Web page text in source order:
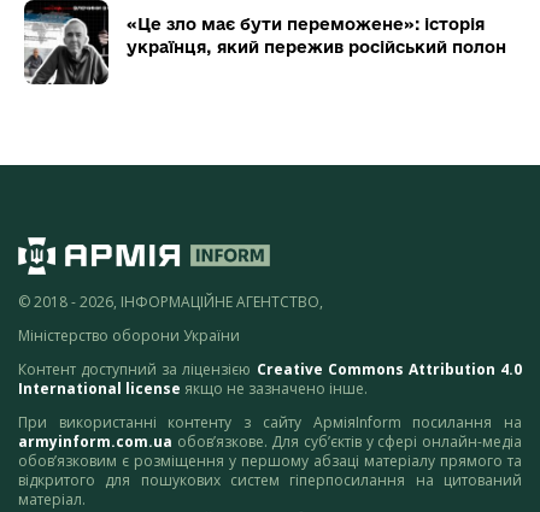
«Це зло має бути переможене»: історія
українця, який пережив російський полон
© 2018 - 2026, ІНФОРМАЦІЙНЕ АГЕНТСТВО,
Міністерство оборони України
Контент доступний за ліцензією Creative Commons Attribution 4.0
International license якщо не зазначено інше.
При використанні контенту з сайту АрміяInform посилання на
armyinform.com.ua обов’язкове. Для суб’єктів у сфері онлайн-медіа
обов’язковим є розміщення у першому абзаці матеріалу прямого та
відкритого для пошукових систем гіперпосилання на цитований
матеріал.